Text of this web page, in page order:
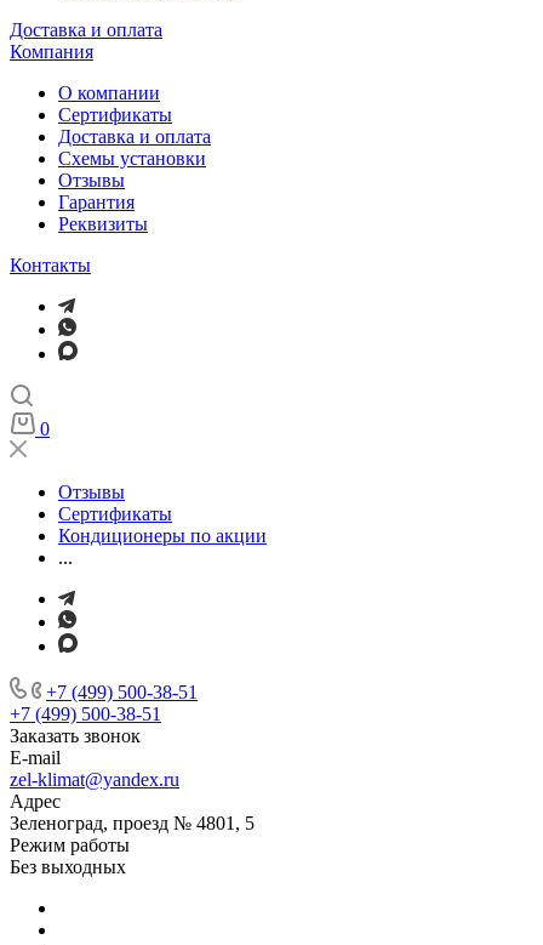
Доставка и оплата
Компания
О компании
Сертификаты
Доставка и оплата
Схемы установки
Отзывы
Гарантия
Реквизиты
Контакты
0
Отзывы
Сертификаты
Кондиционеры по акции
...
+7 (499) 500-38-51
+7 (499) 500-38-51
Заказать звонок
E-mail
zel-klimat@yandex.ru
Адрес
Зеленоград, проезд № 4801, 5
Режим работы
Без выходных